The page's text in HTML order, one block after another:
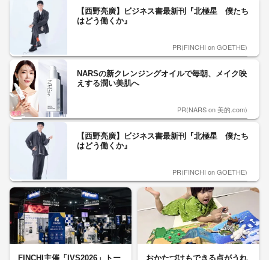
【西野亮廣】ビジネス書最新刊『北極星 僕たち
はどう働くか』
PR(FINCHI on GOETHE)
NARSの新クレンジングオイルで毎朝、メイク映
えする潤い美肌へ
PR(NARS on 美的.com)
【西野亮廣】ビジネス書最新刊『北極星 僕たち
はどう働くか』
PR(FINCHI on GOETHE)
FINCHI主催「IVS2026」トー
おかたづけもできる点がうれ